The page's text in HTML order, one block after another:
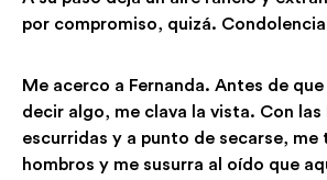
por compromiso, quizá.
Me acerco a Fernanda. Antes de
decir algo, me clava la vista. Con las
escurridas y a punto de secarse, me
hombros y me susurra al oído que